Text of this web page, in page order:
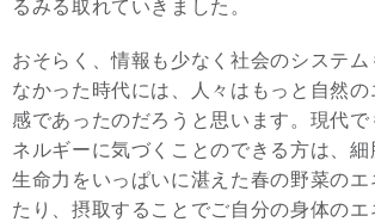
るみる取れていきました。
おそらく、情報も少なく社会のシステ
なかった時代には、人々はもっと自然
感であったのだろうと思います。現代
ネルギーに気づくことのできる方は、
生命力をいっぱいに湛えた春の野菜のエ
たり、摂取することでご自分の身体のエ